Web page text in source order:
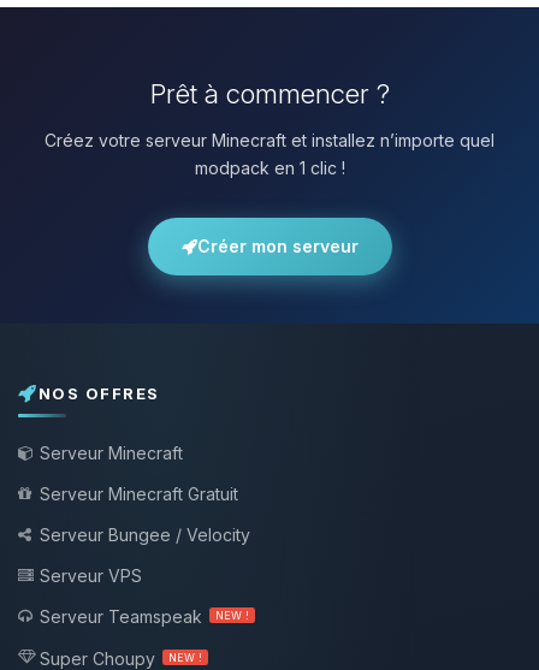
Prêt à commencer ?
Créez votre serveur Minecraft et installez n’importe quel
modpack en 1 clic !
Créer mon serveur
NOS OFFRES
Serveur Minecraft
Serveur Minecraft Gratuit
Serveur Bungee / Velocity
Serveur VPS
Serveur Teamspeak
NEW !
Super Choupy NEW !